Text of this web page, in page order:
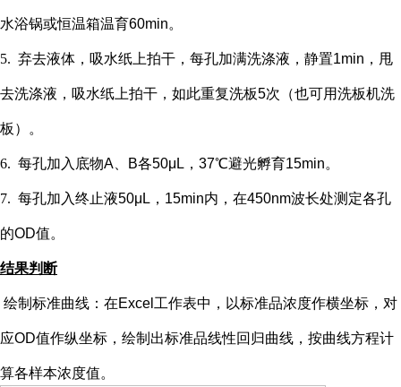
水浴锅或恒温箱温育60min。
5. 弃去液体，吸水纸上拍干，每孔加满洗涤液，静置1min，甩
去洗涤液，吸水纸上拍干，如此重复洗板5次（也可用洗板机洗
板）。
6. 每孔加入底物A、B各50μL，37℃避光孵育15min。
7. 每孔加入终止液50μL，15min内，在450nm波长处测定各孔
的OD值。
结果判断
绘制标准曲线：在Excel工作表中，以标准品浓度作横坐标，对
应OD值作纵坐标，绘制出标准品线性回归曲线，按曲线方程计
算各样本浓度值。